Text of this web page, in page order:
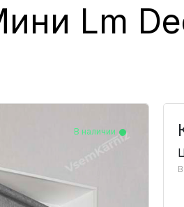
Lm
В наличии
В наличии
В наличии
В наличии
В наличии
В наличии
В наличии
В наличии
В наличии
В наличии
В наличии
В наличии
В наличии
В наличии
В наличии
В наличии
В наличии
В наличии
В наличии